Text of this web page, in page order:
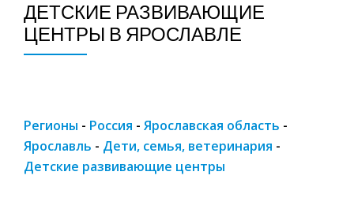
ДЕТСКИЕ РАЗВИВАЮЩИЕ
ЦЕНТРЫ В ЯРОСЛАВЛЕ
Регионы - Россия - Ярославская область -
Ярославль - Дети, семья, ветеринария -
Детские развивающие центры